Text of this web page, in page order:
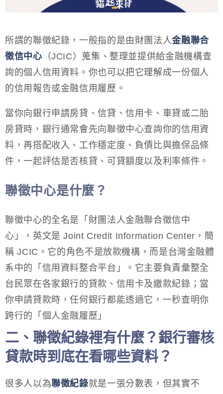
所謂的聯徵紀錄，一般指的是由財團法人金融聯合
徵信中心 （JCIC）蒐集、整理並提供給金融機構查
詢的個人信用資料。你也可以把它理解成一份個人
的信用報告或金融信用履歷。
當你向銀行申請房貸、信貸、信用卡、車貸或二胎
房貸時，銀行通常會先向聯徵中心查詢你的信用資
料，再搭配收入、工作穩定度、負債比與擔保品條
件，一起評估是否核貸、可貸額度以及利率條件。
聯徵中心是什麼？
聯徵中心的全名是「財團法人金融聯合徵信中
心」，英文是 Joint Credit Information Center，簡
稱 JCIC。它的角色不是放款機構，而是台灣金融體
系中的「信用資料整合平台」。它主要負責彙整全
台民眾在各家銀行的貸款、信用卡及繳款紀錄；當
你申請貸款時，任何銀行都能透過它，一秒查明你
跨行的「個人金融履歷」
二、聯徵紀錄裡有什麼？銀行審核
貸款時到底在看哪些資料？
很多人以為聯徵紀錄就是一張分數表，但其實不